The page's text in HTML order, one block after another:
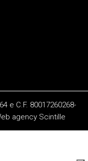
e C.F. 80017260268-
agency Scintille